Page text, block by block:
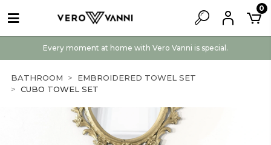
Every moment at home with Vero Vanni is special.
0
BATHROOM
EMBROIDERED TOWEL SET
CUBO TOWEL SET